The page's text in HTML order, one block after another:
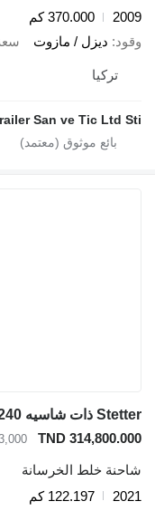
2009
370.000 كم
وقود ديزل / مازوت
تركيا
San ve Tic Ltd Sti
Stetter ذات شاسيه Mercedes-Benz Arocs 3240
TND 314,800.000
شاحنة خلط الخرسانة
2021
122.197 كم